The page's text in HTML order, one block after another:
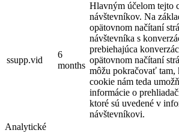
ssupp.vid
6
months
Hlavným účelom tejto
návštevníkov. Na
opätovnom načítaní
návštevníka s
prebiehajúca
opätovnom načítaní
môžu pokračovať tam,
cookie nám teda
informácie o
ktoré sú uvedené v
návštevníkovi.
Analytické